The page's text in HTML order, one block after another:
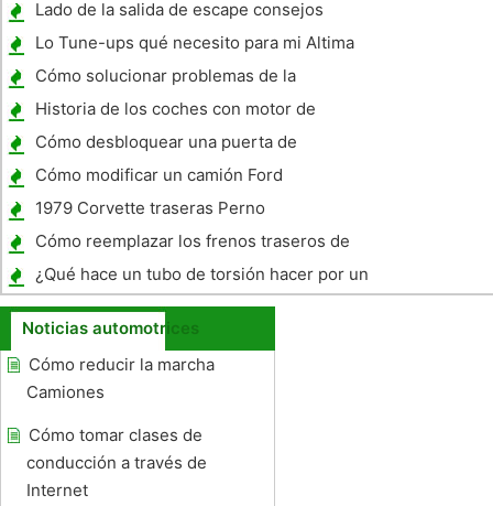
Lado de la salida de escape consejos
Lo Tune-ups qué necesito para mi Altima
2002?
Cómo solucionar problemas de la
transmisión en un Jeep Cherokee 1998
Historia de los coches con motor de
hidrógeno
Cómo desbloquear una puerta de
combustible
Cómo modificar un camión Ford
1979 Corvette traseras Perno
Especificaciones de par
Cómo reemplazar los frenos traseros de
discos en un Chevy Impala
¿Qué hace un tubo de torsión hacer por un
cuello de cisne acoplado?
Noticias automotrices
Cómo reducir la marcha
Camiones
Cómo tomar clases de
conducción a través de
Internet